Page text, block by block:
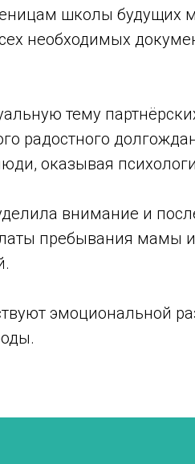
школы будущих
необходимых
тему
радостного
оказывая
внимание и
пребывания мамы
эмоциональной